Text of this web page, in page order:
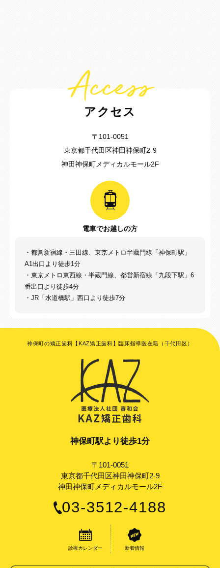
Access
アクセス
〒101-0051
東京都千代田区神田神保町2-9
神田神保町メディカルモール2F
電車でお越しの方
・都営新宿線・三田線、東京メトロ半蔵門線「神保町駅」
A1出口より徒歩1分
・東京メトロ東西線・半蔵門線、都営新宿線「九段下駅」6
番出口より徒歩4分
・JR「水道橋駅」西口より徒歩7分
神保町の矯正歯科【KAZ矯正歯科】臨床指導医在籍（千代田区）
神保町駅より徒歩1分
〒101-0051
東京都千代田区神田神保町2-9
神田神保町メディカルモール2F
03-3512-4188
診療カレンダー 新着情報